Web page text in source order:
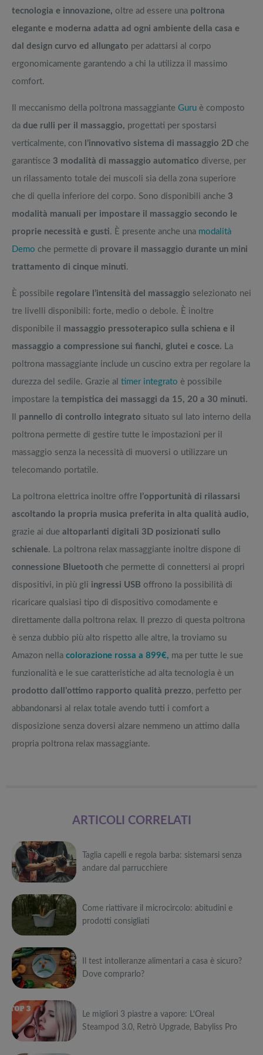
tecnologia e innovazione, oltre ad essere una poltrona
elegante e moderna adatta ad ogni ambiente della casa e
dal design curvo ed allungato per adattarsi al corpo
ergonomicamente garantendo a chi la utilizza il massimo
comfort.
Il meccanismo della poltrona massaggiante Guru è composto
da due rulli per il massaggio, progettati per spostarsi
verticalmente, con l’innovativo sistema di massaggio 2D che
garantisce 3 modalità di massaggio automatico diverse, per
un rilassamento totale dei muscoli sia della zona superiore
che di quella inferiore del corpo. Sono disponibili anche 3
modalità manuali per impostare il massaggio secondo le
proprie necessità e gusti. È presente anche una modalità
Demo che permette di provare il massaggio durante un mini
trattamento di cinque minuti.
È possibile regolare l’intensità del massaggio selezionato nei
tre livelli disponibili: forte, medio o debole. È inoltre
disponibile il massaggio pressoterapico sulla schiena e il
massaggio a compressione sui fianchi, glutei e cosce. La
poltrona massaggiante include un cuscino extra per regolare la
durezza del sedile. Grazie al timer integrato è possibile
impostare la tempistica dei massaggi da 15, 20 a 30 minuti.
pannello di controllo integrato situato sul lato interno della
poltrona permette di gestire tutte le impostazioni per il
massaggio senza la necessità di muoversi o utilizzare un
telecomando portatile.
La poltrona elettrica inoltre offre
l’opportunità di rilassarsi
ascoltando la propria musica preferita in alta qualità audio,
grazie ai due altoparlanti digitali 3D posizionati sullo
schienale. La poltrona relax massaggiante inoltre dispone di
connessione Bluetooth che permette di connettersi ai propri
dispositivi, in più gli ingressi USB offrono la possibilità di
ricaricare qualsiasi tipo di dispositivo comodamente e
direttamente dalla poltrona relax. Il prezzo di questa poltrona
è senza dubbio più alto rispetto alle altre, la troviamo su
Amazon nella colorazione rossa a 899€, ma per tutte le sue
funzionalità e le sue caratteristiche ad alta tecnologia è un
prodotto dall’ottimo rapporto qualità prezzo, perfetto per
abbandonarsi al relax totale avendo tutti i comfort a
disposizione senza doversi alzare nemmeno un attimo dalla
propria poltrona relax massaggiante.
ARTICOLI CORRELATI
interessarti anche
Attrezzi
metà prezzo
Black Friday:
Tapis roulant,
cyclette,
vibranti
Migliori smart
TV in offerta
Black Friday:
PERDERE
Offerte robot
aspirapolvere
da non
perdere nella
Black Friday
Week
Tavola SUP
prezzo: i
migliori Stand
Up Paddle
Taglia capelli e regola barba: sistemarsi senza
andare dal parrucchiere
interessarti anche
Attrezzi
metà prezzo
Black Friday:
Tapis roulant,
cyclette,
Migliori smart
TV in offerta
Black Friday:
Offerte robot
Come riattivare il microcircolo: abitudini e
prodotti consigliati
interessarti anche
Attrezzi
Il test intolleranze alimentari a casa è sicuro?
Dove comprarlo?
Le migliori 3 piastre a vapore: L’Oreal
Steampod 3.0, Retrò Upgrade, Babyliss Pro